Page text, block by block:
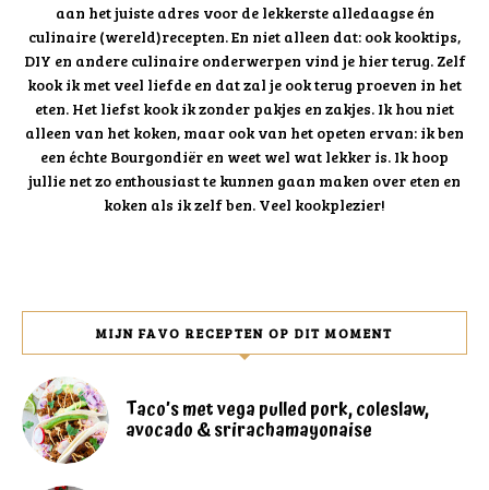
aan het juiste adres voor de lekkerste alledaagse én
culinaire (wereld)recepten. En niet alleen dat: ook kooktips,
DIY en andere culinaire onderwerpen vind je hier terug. Zelf
kook ik met veel liefde en dat zal je ook terug proeven in het
eten. Het liefst kook ik zonder pakjes en zakjes. Ik hou niet
alleen van het koken, maar ook van het opeten ervan: ik ben
een échte Bourgondiër en weet wel wat lekker is. Ik hoop
jullie net zo enthousiast te kunnen gaan maken over eten en
koken als ik zelf ben. Veel kookplezier!
MIJN FAVO RECEPTEN OP DIT MOMENT
Taco’s met vega pulled pork, coleslaw,
avocado & srirachamayonaise